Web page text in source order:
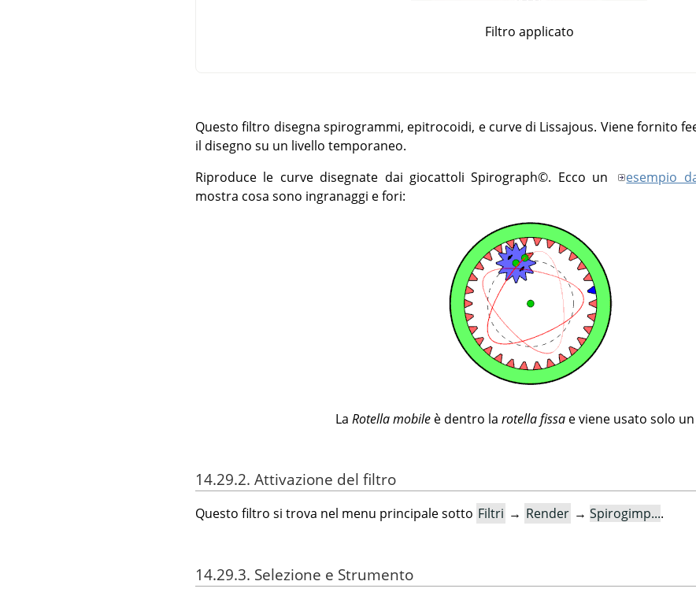
Filtro applicato
Questo filtro disegna spirogrammi, epitrocoidi, e curve di Lissajous. Viene fornito
il disegno su un livello temporaneo.
Riproduce le curve disegnate dai giocattoli Spirograph©. Ecco un
esempio
mostra cosa sono ingranaggi e fori:
La Rotella mobileè dentro la rotella fissae viene usato solo un
14.29.2. Attivazione del filtro
Questo filtro si trova nel menu principale sotto Filtri → Render → Spirogimp....
14.29.3. Selezione e Strumento